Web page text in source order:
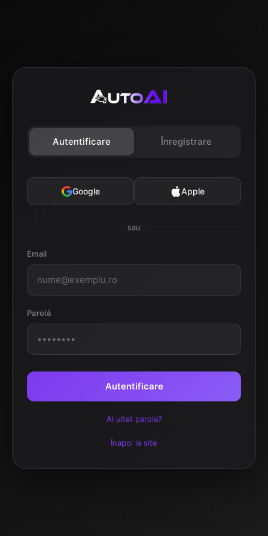
Autentificare Înregistrare
Google Apple
sau
Email
Parolă
Autentificare
Ai uitat parola?
Înapoi la site